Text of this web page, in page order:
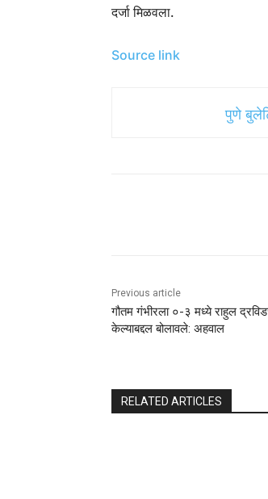
दर्जा मिळवला.
Source link
पुणे
Previous article
गौतम गंभीरला ०-३ मध्ये राहुल
केल्याबद्दल बोलावले: अहवाल
RELATED ARTICLES